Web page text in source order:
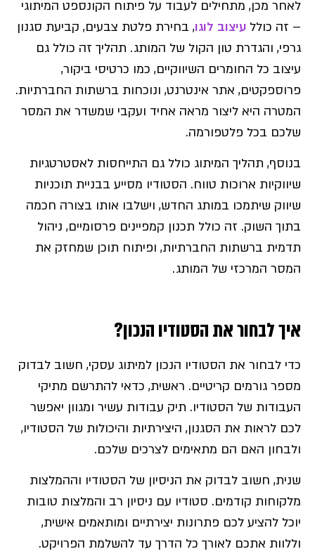
לאחר מכן, מתחילים לעבוד על פיתוח הקונספט המיתוגי
– זה כולל עיצוב לוגו, בחירת פלטת צבעים, קביעת סגנון
גרפי, והגדרת טון הקול של המותג. תהליך זה כולל גם
עיצוב כל החומרים השיווקיים, כמו כרטיסי ביקור,
פרוספקטים, אתר אינטרנט, ונוכחות ברשתות החברתיות.
המטרה היא ליצור מראה אחיד ועקבי שמשדר את המסר
שלכם בכל פלטפורמה.
בנוסף, תהליך המיתוג כולל גם התייחסות לאסטרטגיות
שיווקיות ארוכות טווח. הסטודיו מסייע בבניית תוכניות
שיווק שיתמכו במותג החדש, וישלבו אותו בצורה חכמה
בתוך השוק. זה כולל תכנון קמפיינים פרסומיים, ניהול
תדמית ברשתות החברתיות, ופיתוח תוכן שמחזק את
המסר המרכזי של המותג.
איך לבחור את הסטודיו הנכון?
כדי לבחור את הסטודיו הנכון למיתוג עסקי, חשוב לבדוק
מספר גורמים קריטיים. ראשית, כדאי להתרשם מתיקי
העבודות של הסטודיו. תיק עבודות עשיר ומגוון יאפשר
לכם לראות את הסגנון, היצירתיות והיכולות של הסטודיו,
ולבחון האם הם מתאימים לצרכים שלכם.
שנית, חשוב לבדוק את הניסיון של הסטודיו וההמלצות
מלקוחות קודמים. סטודיו עם ניסיון רב והמלצות טובות
יוכל להציע לכם פתרונות יצירתיים ומותאמים אישית,
וללוות אתכם לאורך כל הדרך עד להשלמת הפרויקט.